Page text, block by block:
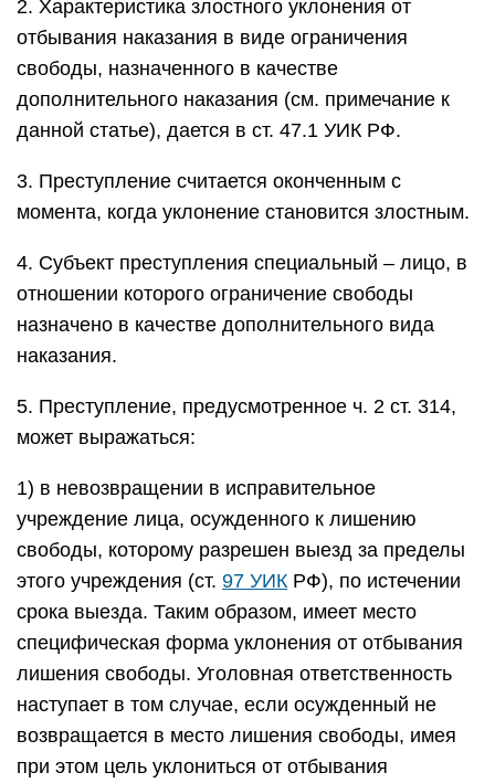
2. Характеристика злостного уклонения от
отбывания наказания в виде ограничения
свободы, назначенного в качестве
дополнительного наказания (см. примечание к
данной статье), дается в ст. 47.1 УИК РФ.
3. Преступление считается оконченным с
момента, когда уклонение становится злостным.
4. Субъект преступления специальный – лицо, в
отношении которого ограничение свободы
назначено в качестве дополнительного вида
наказания.
5. Преступление, предусмотренное ч. 2 ст. 314,
может выражаться:
1) в невозвращении в исправительное
учреждение лица, осужденного к лишению
свободы, которому разрешен выезд за пределы
этого учреждения (ст. 97 УИКРФ), по истечении
срока выезда. Таким образом, имеет место
специфическая форма уклонения от отбывания
лишения свободы. Уголовная ответственность
наступает в том случае, если осужденный не
возвращается в место лишения свободы, имея
при этом цель уклониться от отбывания